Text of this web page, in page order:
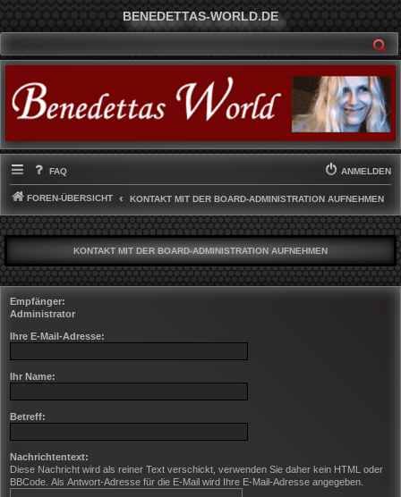
BENEDETTAS-WORLD.DE
FAQ ANMELDEN
FOREN-ÜBERSICHT KONTAKT MIT DER BOARD-ADMINISTRATION AUFNEHMEN
KONTAKT MIT DER BOARD-ADMINISTRATION AUFNEHMEN
Empfänger:
Administrator
Ihre E-Mail-Adresse:
Ihr Name:
Betreff:
Nachrichtentext:
Diese Nachricht wird als reiner Text verschickt, verwenden Sie daher kein HTML oder
BBCode. Als Antwort-Adresse für die E-Mail wird Ihre E-Mail-Adresse angegeben.